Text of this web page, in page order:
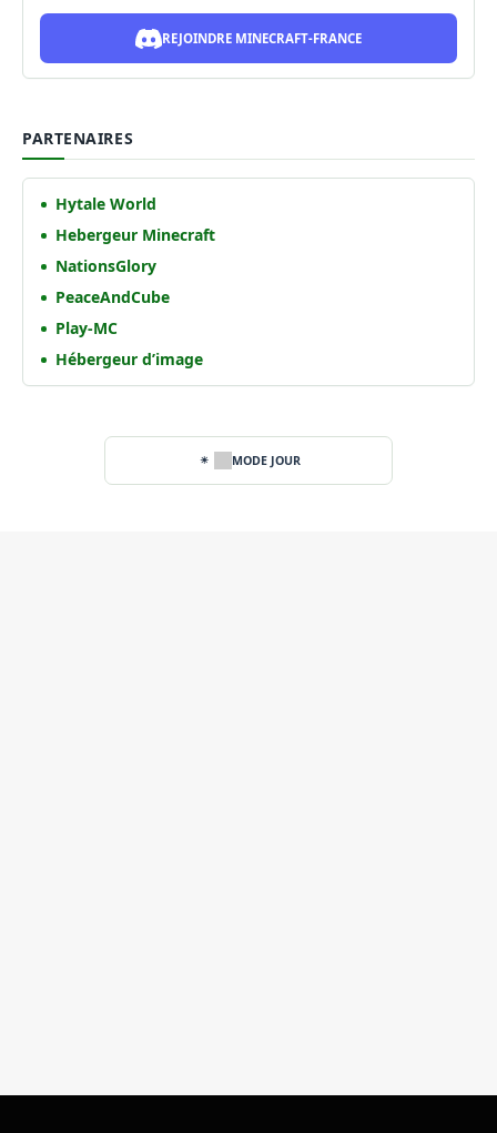
REJOINDRE MINECRAFT-FRANCE
PARTENAIRES
Hytale World
Hebergeur Minecraft
NationsGlory
PeaceAndCube
Play-MC
Hébergeur d’image
MODE JOUR